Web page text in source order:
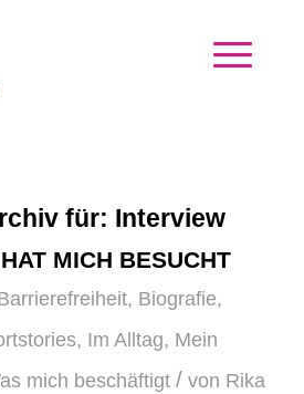
für: Interview
MICH BESUCHT
, Biografie,
, Im Alltag, Mein
mich beschäftigt / von Rika